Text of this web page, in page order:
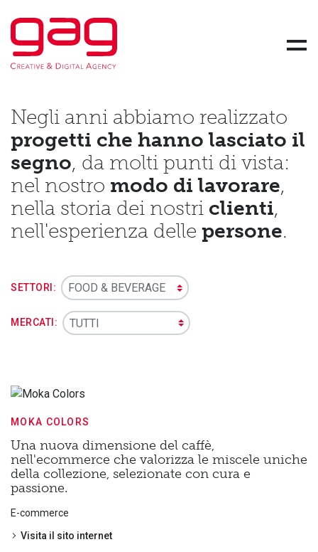
Gag Srl Società Benefit - Creative and Digital Agency
Menu
Negli anni abbiamo realizzato
progetti che hanno lasciato il
segno, da molti punti di vista:
nel nostro modo di lavorare,
nella storia dei nostri clienti,
nell'esperienza delle persone.
SETTORI:
MERCATI:
MOKA COLORS
Una nuova dimensione del caffè,
nell'ecommerce che valorizza le miscele uniche
della collezione, selezionate con cura e
passione.
E-commerce
Visita il sito internet